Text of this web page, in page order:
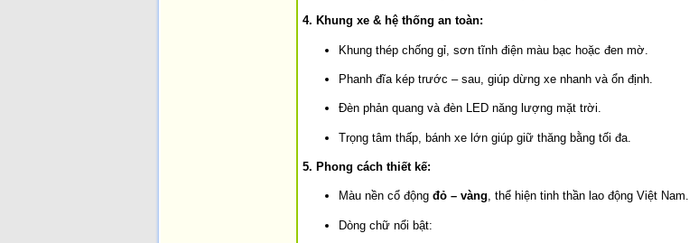
4. Khung xe & hệ thống an toàn:
Khung thép chống gỉ, sơn tĩnh điện màu bạc hoặc đen mờ.
Phanh đĩa kép trước – sau, giúp dừng xe nhanh và ổn định.
Đèn phản quang và đèn LED năng lượng mặt trời.
Trọng tâm thấp, bánh xe lớn giúp giữ thăng bằng tối đa.
5. Phong cách thiết kế:
Màu nền cổ động đỏ – vàng, thể hiện tinh thần lao động Việt Nam.
Dòng chữ nổi bật: